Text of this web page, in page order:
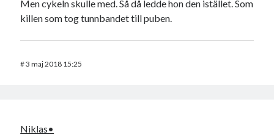
Men cykeln skulle med. Så då ledde hon den istället. Som
killen som tog tunnbandet till puben.
#3 maj 2018 15:25
Niklas•